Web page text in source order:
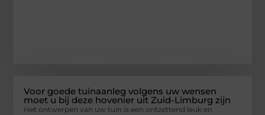
Voor goede tuinaanleg volgens uw wensen
moet u bij deze hovenier uit Zuid-Limburg zijn
Het ontwerpen van uw tuin is een ontzettend leuk en